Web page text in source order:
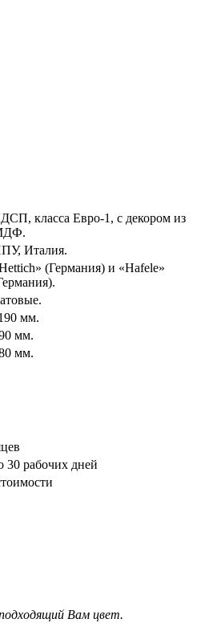
класса Евро-1, с декором из
Италия.
(Германия) и «Hafele»
мм.
мм.
мм.
30 рабочих дней
Вам цвет.